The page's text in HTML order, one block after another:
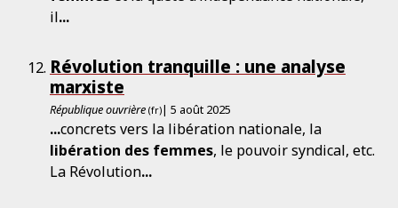
il...
Révolution tranquille : une analyse
marxiste
République ouvrière (fr)| 5 août 2025
...concrets vers la libération nationale, la
libération des femmes, le pouvoir syndical, etc.
La Révolution...